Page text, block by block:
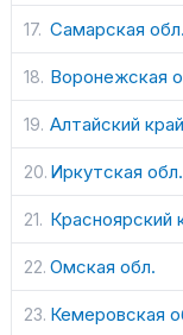
Самарская обл.
Воронежская
Алтайский край
Иркутская обл.
Красноярский
Омская обл.
Кемеровская